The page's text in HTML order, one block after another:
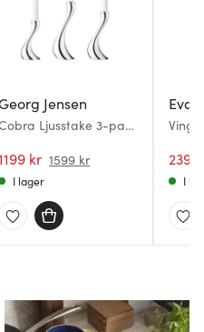
Jensen
Ljusstake 3-pack
kr 1599 kr
I lager
Eva
239
I